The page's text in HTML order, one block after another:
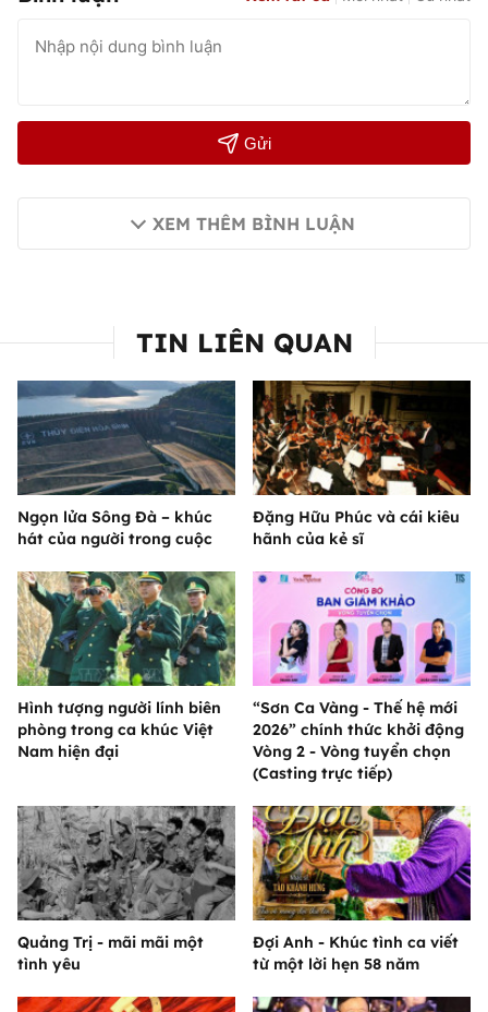
Gửi
XEM THÊM BÌNH LUẬN
TIN LIÊN QUAN
Ngọn lửa Sông Đà – khúc
hát của người trong cuộc
Đặng Hữu Phúc và cái kiêu
hãnh của kẻ sĩ
Hình tượng người lính biên
phòng trong ca khúc Việt
Nam hiện đại
“Sơn Ca Vàng - Thế hệ mới
2026” chính thức khởi động
Vòng 2 - Vòng tuyển chọn
(Casting trực tiếp)
Quảng Trị - mãi mãi một
tình yêu
Đợi Anh - Khúc tình ca viết
từ một lời hẹn 58 năm